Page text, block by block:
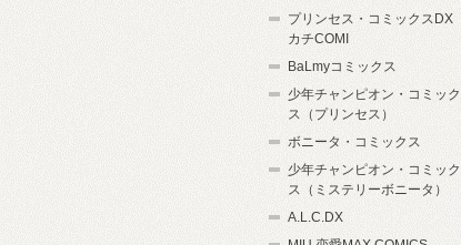
プリンセス・コミックスDX
カチCOMI
BaLmyコミックス
少年チャンピオン・コミック
ス（プリンセス）
ボニータ・コミックス
少年チャンピオン・コミック
ス（ミステリーボニータ）
A.L.C.DX